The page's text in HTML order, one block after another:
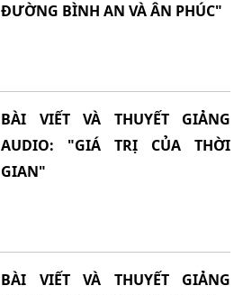
ĐƯỜNG BÌNH AN VÀ ÂN PHÚC"
BÀI VIẾT VÀ THUYẾT GIẢNG
AUDIO: "GIÁ TRỊ CỦA THỜI
GIAN"
BÀI VIẾT VÀ THUYẾT GIẢNG